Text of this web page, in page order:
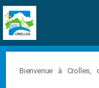
Panneau de